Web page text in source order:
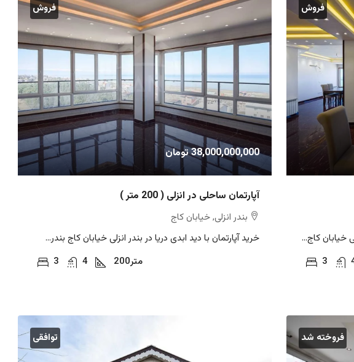
فروش
خیابان کاج...
3
فروش
38,000,000,000 تومان
آپارتمان ساحلی در انزلی ( 200 متر )
بندر انزلی, خیابان کاج
خرید آپارتمان با دید ابدی دریا در بندر انزلی خیابان کاج بندر...
3
4 200متر
فروخته شد توافقی